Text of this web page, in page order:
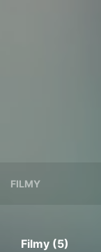
FILMY
Filmy (5)